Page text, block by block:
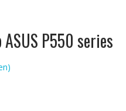
P550 series